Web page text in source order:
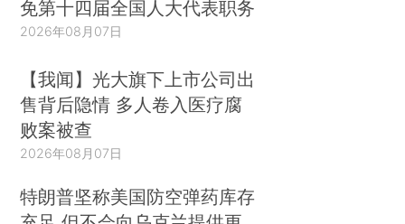
免第十四届全国人大代表职务
2026年08月07日
【我闻】光大旗下上市公司出
售背后隐情 多人卷入医疗腐
败案被查
2026年08月07日
特朗普坚称美国防空弹药库存